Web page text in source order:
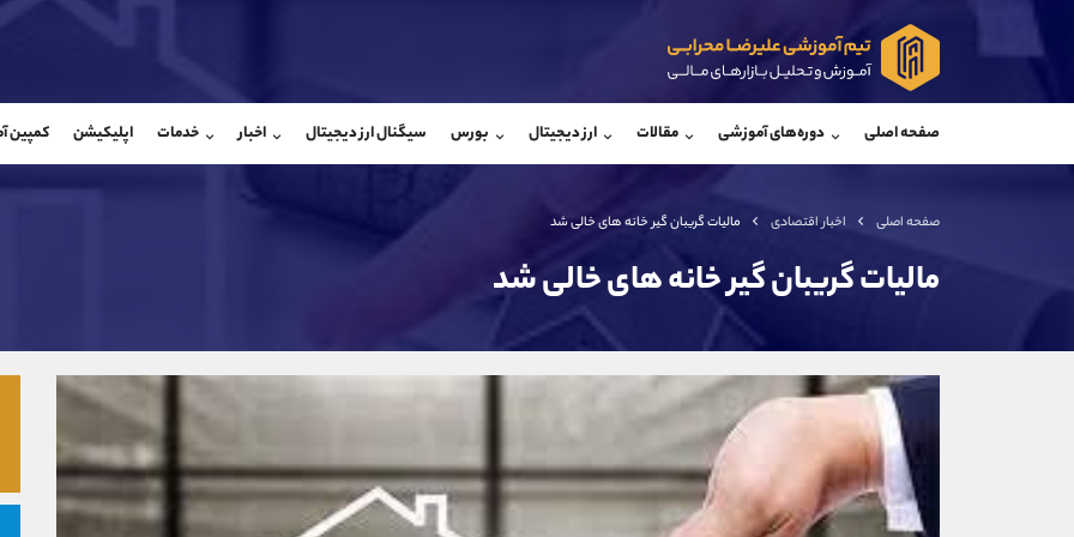
صفحه اصلی دوره‌های آموزشی مقالات ارز دیجیتال بورس سیگنال ارز دیجیتال اخبار خدمات اپلیکیشن کمپین
صفحه اصلی اخبار اقتصادی مالیات گریبان گیر خانه های خالی شد
مالیات گریبان گیر خانه های خالی شد
شروع گفتگو
@Armteam_admin_103
@Armteam_admin_por
تلفن
بدون پیش شماره
اینستاگرام
کانال تلگرام
کانال بله